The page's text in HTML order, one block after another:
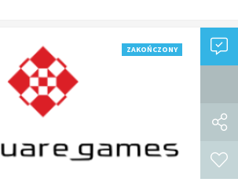
ZAKOŃCZONY